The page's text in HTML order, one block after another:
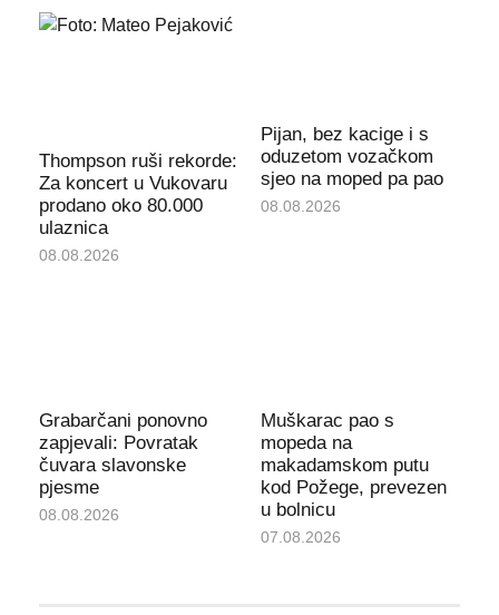
Thompson ruši rekorde:
Za koncert u Vukovaru
prodano oko 80.000
ulaznica
08.08.2026
Pijan, bez kacige i s
oduzetom vozačkom
sjeo na moped pa pao
08.08.2026
Grabarčani ponovno
zapjevali: Povratak
čuvara slavonske
pjesme
08.08.2026
Muškarac pao s
mopeda na
makadamskom putu
kod Požege, prevezen
u bolnicu
07.08.2026